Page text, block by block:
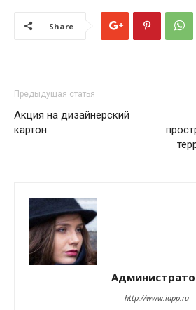
Share
Предыдущая статья
Акция на дизайнерский
картон
http://www.iapp.ru